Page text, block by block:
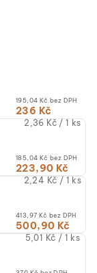
195,04 Kč bez DPH
236 Kč
Měrná
cena)
2,36 Kč / 1 ks
185,04 Kč bez DPH
223,90 Kč
Měrná
cena)
2,24 Kč / 1 ks
413,97 Kč bez DPH
500,90 Kč
Měrná
cena)
5,01 Kč / 1 ks